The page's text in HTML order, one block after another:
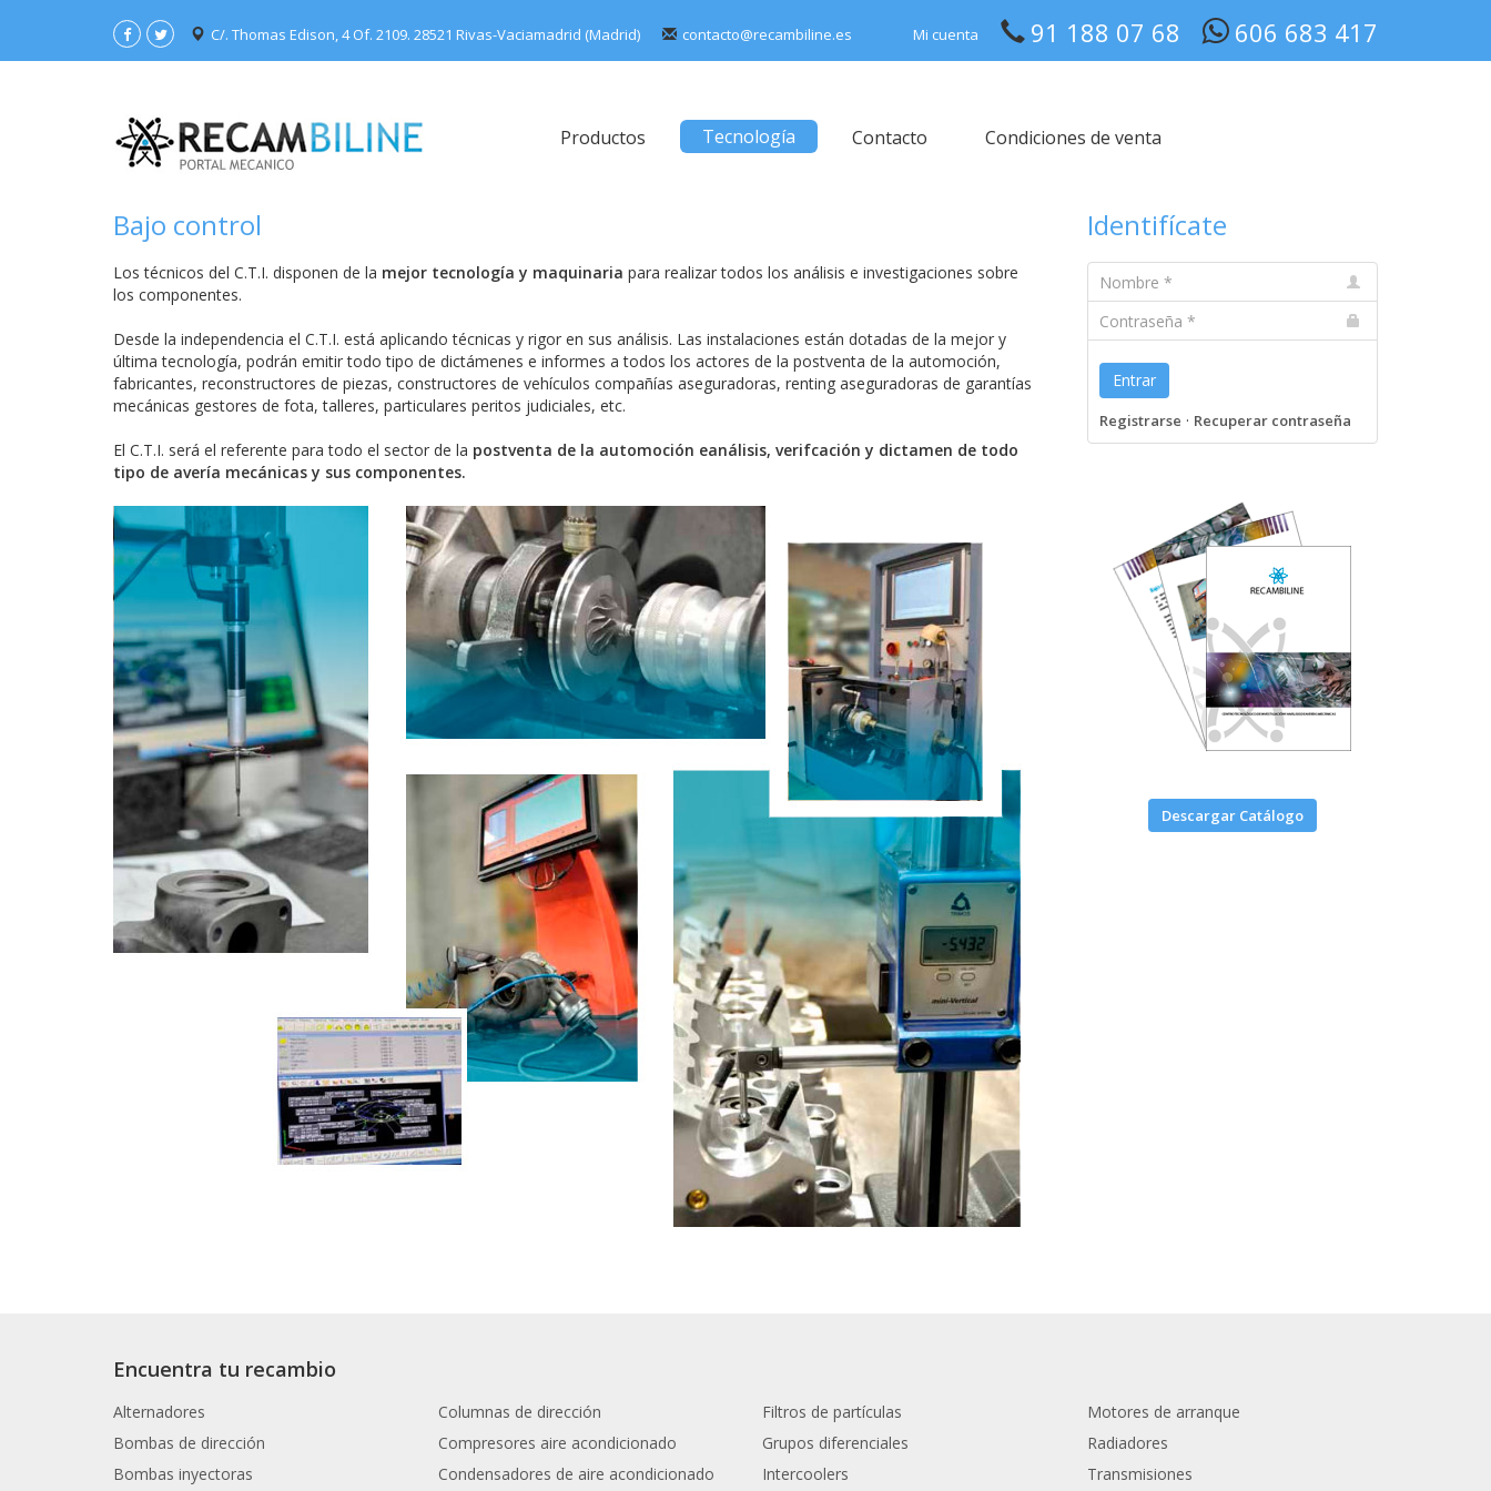
C/. Thomas Edison, 4 Of. 2109. 28521 Rivas-Vaciamadrid (Madrid) contacto@recambiline.es Mi cuenta 91 188 07 68 606 683 417
Productos Tecnología Contacto Condiciones de venta
Bajo control
Los técnicos del C.T.I. disponen de la mejor tecnología y maquinaria para realizar todos los análisis e investigaciones sobre
los componentes.
Desde la independencia el C.T.I. está aplicando técnicas y rigor en sus análisis. Las instalaciones están dotadas de la mejor y
última tecnología, podrán emitir todo tipo de dictámenes e informes a todos los actores de la postventa de la automoción,
fabricantes, reconstructores de piezas, constructores de vehículos compañías aseguradoras, renting aseguradoras de garantías
mecánicas gestores de fota, talleres, particulares peritos judiciales, etc.
El C.T.I. será el referente para todo el sector de la postventa de la automoción eanálisis, verifcación y dictamen de todo
tipo de avería mecánicas y sus componentes.
Identifícate
Nombre
Contraseña
Entrar
Registrarse · Recuperar contraseña
Descargar Catálogo
Encuentra tu recambio
Alternadores
Bombas de dirección
Bombas inyectoras
Columnas de dirección
Compresores aire acondicionado
Condensadores de aire acondicionado
Filtros de partículas
Grupos diferenciales
Intercoolers
Motores de arranque
Radiadores
Transmisiones